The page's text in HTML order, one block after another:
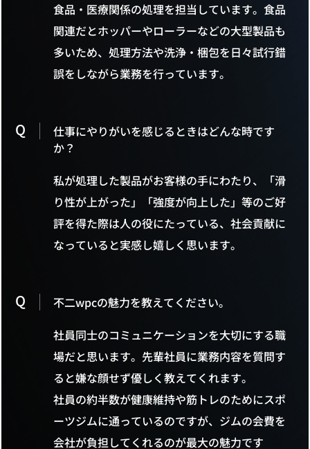
食品・医療関係の処理を担当しています。食品
関連だとホッパーやローラーなどの大型製品も
多いため、処理方法や洗浄・梱包を日々試行錯
誤をしながら業務を行っています。
Q
仕事にやりがいを感じるときはどんな時です
か？
私が処理した製品がお客様の手にわたり、「滑
り性が上がった」「強度が向上した」等のご好
評を得た際は人の役にたっている、社会貢献に
なっていると実感し嬉しく思います。
Q
不二wpcの魅力を教えてください。
社員同士のコミュニケーションを大切にする職
場だと思います。先輩社員に業務内容を質問す
ると嫌な顔せず優しく教えてくれます。
社員の約半数が健康維持や筋トレのためにスポ
ーツジムに通っているのですが、ジムの会費を
会社が負担してくれるのが最大の魅力です